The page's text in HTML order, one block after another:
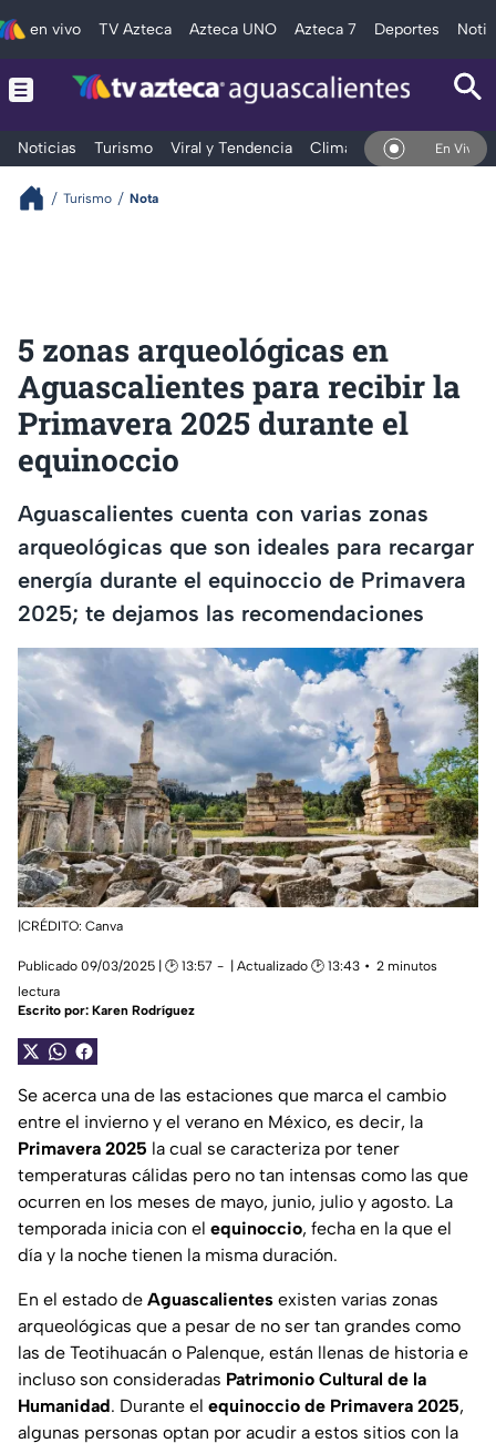
en vivo TV Azteca Azteca UNO Azteca 7 Deportes
Noticias Turismo Viral y Tendencia Clima Deportes En Vivo
Turismo Nota
5 zonas arqueológicas en
Aguascalientes para recibir la
Primavera 2025 durante el
equinoccio
Aguascalientes cuenta con varias zonas
arqueológicas que son ideales para recargar
energía durante el equinoccio de Primavera
2025; te dejamos las recomendaciones
|CRÉDITO: Canva
Publicado 09/03/2025 | 🕑 13:57 | Actualizado 🕑 13:43
2 minutos
lectura
Escrito por: Karen Rodríguez
Se acerca una de las estaciones que marca el cambio
entre el invierno y el verano en México, es decir, la
Primavera 2025 la cual se caracteriza por tener
temperaturas cálidas pero no tan intensas como las que
ocurren en los meses de mayo, junio, julio y agosto. La
temporada inicia con el equinoccio, fecha en la que el
día y la noche tienen la misma duración.
En el estado de Aguascalientes existen varias zonas
arqueológicas que a pesar de no ser tan grandes como
las de Teotihuacán o Palenque, están llenas de historia e
incluso son consideradas Patrimonio Cultural de la
Humanidad. Durante el equinoccio de Primavera 2025,
algunas personas optan por acudir a estos sitios con la